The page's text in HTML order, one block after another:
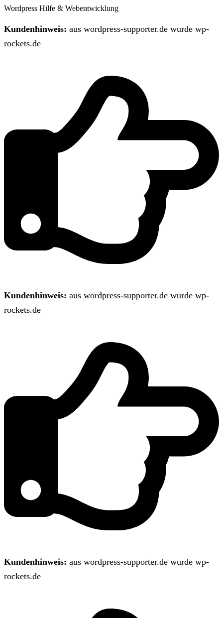
Wordpress Hilfe & Webentwicklung
Kundenhinweis: aus wordpress-supporter.de wurde wp-
rockets.de
Kundenhinweis: aus wordpress-supporter.de wurde wp-
rockets.de
Kundenhinweis: aus wordpress-supporter.de wurde wp-
rockets.de